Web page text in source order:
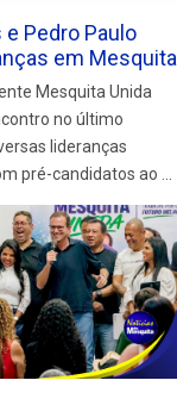
e Pedro Paulo
em Mesquita
Mesquita Unida
no último
lideranças
pré-candidatos ao ...